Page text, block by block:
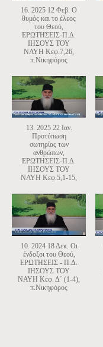
16. 2025 12 Φεβ. Ο
θυμός και το έλεος
του Θεού,
ΕΡΩΤΗΣΕΙΣ-Π.Δ.
ΙΗΣΟΥΣ ΤΟΥ
ΝΑΥΗ Κεφ.7,26,
π.Νικηφόρος
13. 2025 22 Ιαν.
Προτύπωση
σωτηρίας των
ανθρώπων,
ΕΡΩΤΗΣΕΙΣ-Π.Δ.
ΙΗΣΟΥΣ ΤΟΥ
ΝΑΥΗ Κεφ.5,1-15,
10. 2024 18 Δεκ. Οι
ένδοξοι του Θεού,
ΕΡΩΤΗΣΕΙΣ - Π.Δ.
ΙΗΣΟΥΣ ΤΟΥ
ΝΑΥΗ Κεφ. Δ΄ (1-4),
π.Νικηφόρος